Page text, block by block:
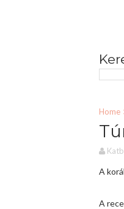
Home
A
A